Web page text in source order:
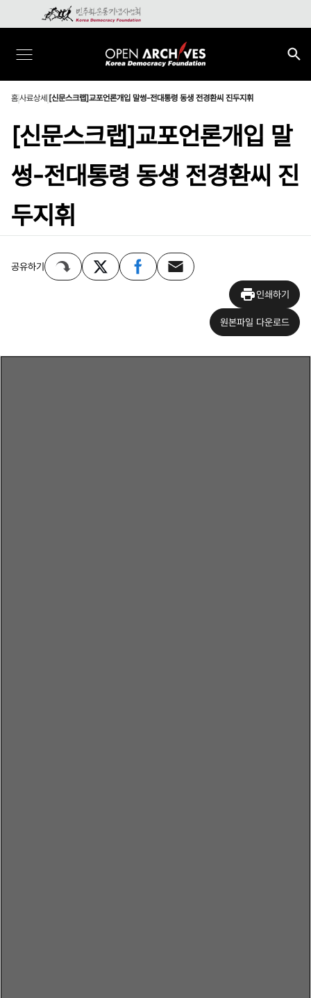
홈사료상세 [신문스크랩]교포언론개입 말썽-전대통령 동생 전경환씨 진두지휘
[신문스크랩]교포언론개입 말
썽-전대통령 동생 전경환씨 진
두지휘
공유하기
인쇄하기
원본파일 다운로드